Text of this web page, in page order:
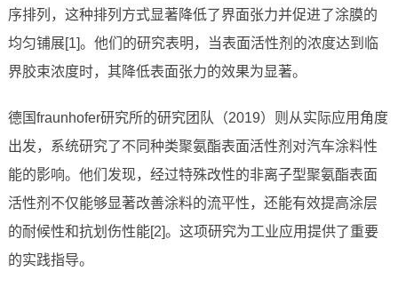
序排列，这种排列方式显著降低了界面张力并促进了涂膜的
均匀铺展[1]。他们的研究表明，当表面活性剂的浓度达到临
界胶束浓度时，其降低表面张力的效果为显著。
德国fraunhofer研究所的研究团队（2019）则从实际应用角度
出发，系统研究了不同种类聚氨酯表面活性剂对汽车涂料性
能的影响。他们发现，经过特殊改性的非离子型聚氨酯表面
活性剂不仅能够显著改善涂料的流平性，还能有效提高涂层
的耐候性和抗划伤性能[2]。这项研究为工业应用提供了重要
的实践指导。